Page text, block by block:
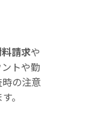
請求や
トや勤
の注意
。